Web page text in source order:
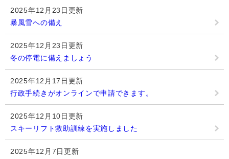
2025年12月23日更新
暴風雪への備え
2025年12月23日更新
冬の停電に備えましょう
2025年12月17日更新
行政手続きがオンラインで申請できます。
2025年12月10日更新
スキーリフト救助訓練を実施しました
2025年12月7日更新